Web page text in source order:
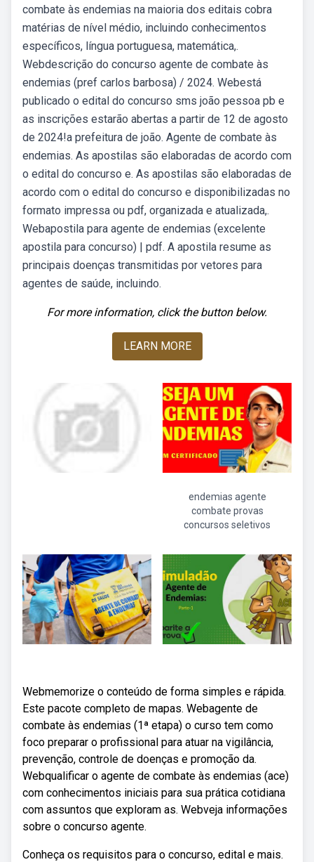
combate às endemias na maioria dos editais cobra
matérias de nível médio, incluindo conhecimentos
específicos, língua portuguesa, matemática,.
Webdescrição do concurso agente de combate às
endemias (pref carlos barbosa) / 2024. Webestá
publicado o edital do concurso sms joão pessoa pb e
as inscrições estarão abertas a partir de 12 de agosto
de 2024!a prefeitura de joão. Agente de combate às
endemias. As apostilas são elaboradas de acordo com
o edital do concurso e. As apostilas são elaboradas de
acordo com o edital do concurso e disponibilizadas no
formato impressa ou pdf, organizada e atualizada,.
Webapostila para agente de endemias (excelente
apostila para concurso) | pdf. A apostila resume as
principais doenças transmitidas por vetores para
agentes de saúde, incluindo.
For more information, click the button below.
LEARN MORE
endemias agente
combate provas
concursos seletivos
Webmemorize o conteúdo de forma simples e rápida.
Este pacote completo de mapas. Webagente de
combate às endemias (1ª etapa) o curso tem como
foco preparar o profissional para atuar na vigilância,
prevenção, controle de doenças e promoção da.
Webqualificar o agente de combate às endemias (ace)
com conhecimentos iniciais para sua prática cotidiana
com assuntos que exploram as. Webveja informações
sobre o concurso agente.
Conheça os requisitos para o concurso, edital e mais.